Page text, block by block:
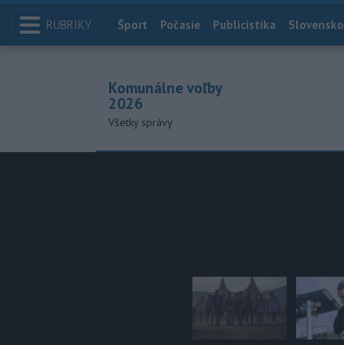
RUBRIKY Index
Šport Počasie Publicistika Slovensko
Komunálne voľby
2026
Všetky správy